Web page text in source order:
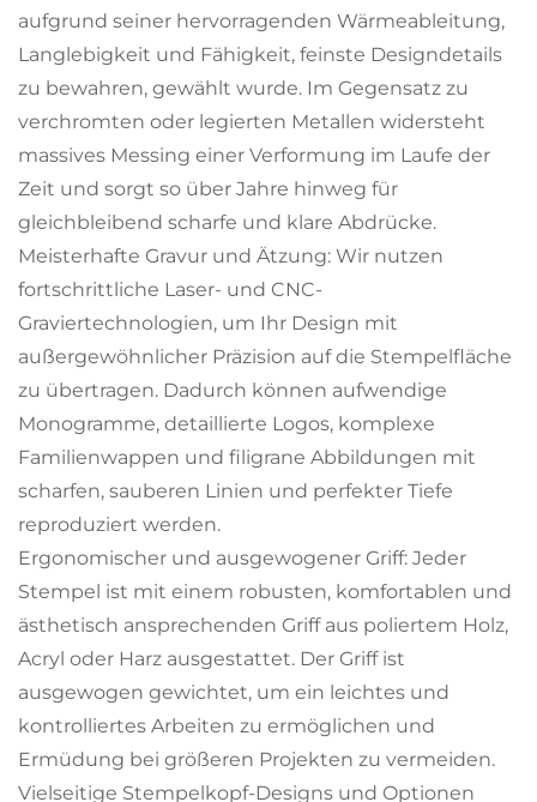
aufgrund seiner hervorragenden Wärmeableitung,
Langlebigkeit und Fähigkeit, feinste Designdetails
zu bewahren, gewählt wurde. Im Gegensatz zu
verchromten oder legierten Metallen widersteht
massives Messing einer Verformung im Laufe der
Zeit und sorgt so über Jahre hinweg für
gleichbleibend scharfe und klare Abdrücke.
Meisterhafte Gravur und Ätzung: Wir nutzen
fortschrittliche Laser- und CNC-
Graviertechnologien, um Ihr Design mit
außergewöhnlicher Präzision auf die Stempelfläche
zu übertragen. Dadurch können aufwendige
Monogramme, detaillierte Logos, komplexe
Familienwappen und filigrane Abbildungen mit
scharfen, sauberen Linien und perfekter Tiefe
reproduziert werden.
Ergonomischer und ausgewogener Griff: Jeder
Stempel ist mit einem robusten, komfortablen und
ästhetisch ansprechenden Griff aus poliertem Holz,
Acryl oder Harz ausgestattet. Der Griff ist
ausgewogen gewichtet, um ein leichtes und
kontrolliertes Arbeiten zu ermöglichen und
Ermüdung bei größeren Projekten zu vermeiden.
Vielseitige Stempelkopf-Designs und Optionen